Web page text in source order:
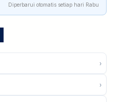
Diperbarui otomatis setiap hari Rabu
›
›